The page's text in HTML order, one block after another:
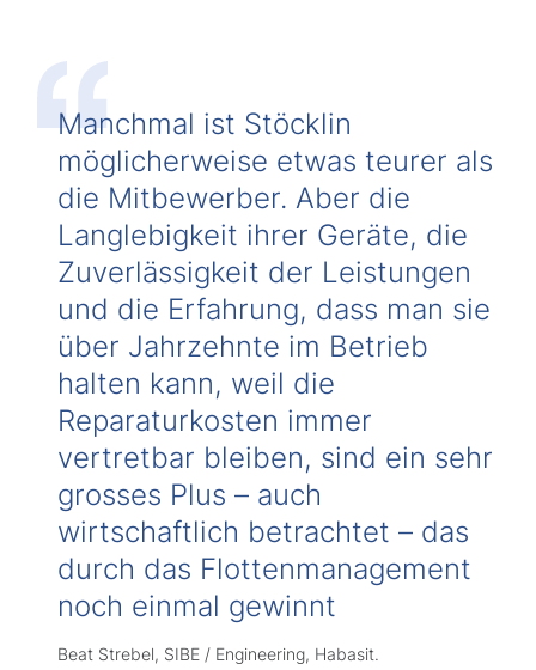
Manchmal ist Stöcklin
möglicherweise etwas teurer als
die Mitbewerber. Aber die
Langlebigkeit ihrer Geräte, die
Zuverlässigkeit der Leistungen
und die Erfahrung, dass man sie
über Jahrzehnte im Betrieb
halten kann, weil die
Reparaturkosten immer
vertretbar bleiben, sind ein sehr
grosses Plus – auch
wirtschaftlich betrachtet – das
durch das Flottenmanagement
noch einmal gewinnt
Beat Strebel, SIBE / Engineering, Habasit.